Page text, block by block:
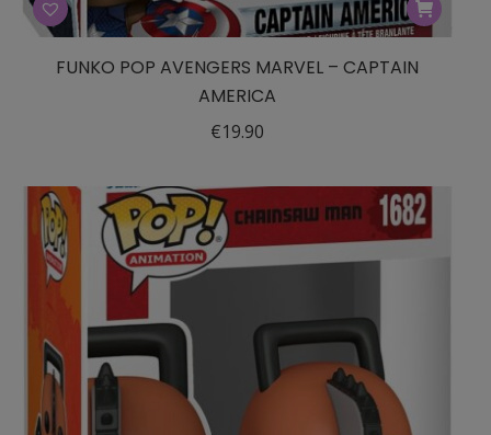
FUNKO POP AVENGERS MARVEL – CAPTAIN
AMERICA
€19.90